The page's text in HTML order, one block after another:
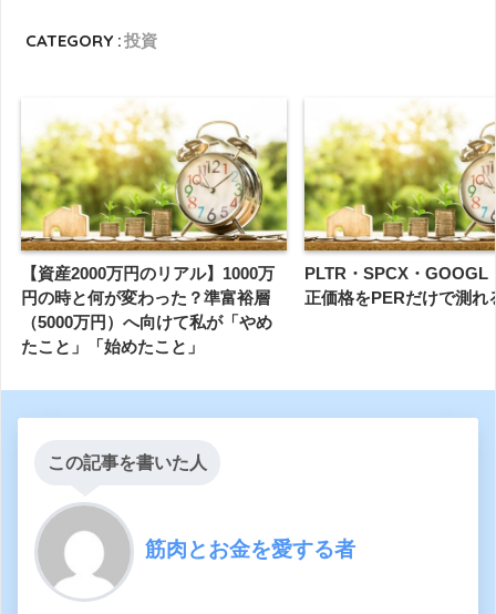
CATEGORY :投資
【資産2000万円のリアル】1000万
円の時と何が変わった？準富裕層
（5000万円）へ向けて私が「やめ
たこと」「始めたこと」
PLTR・SPCX・GOOGL
正価格をPERだけで測れ
この記事を書いた人
筋肉とお金を愛する者